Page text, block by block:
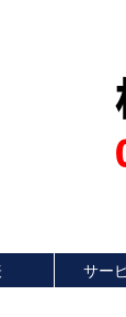
サー